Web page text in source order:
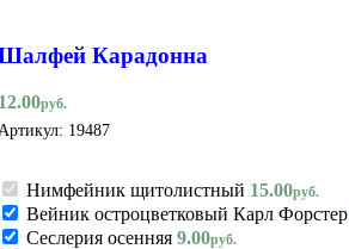
Карадонна
руб.
19487
Нимфейник щитолистный 15.00руб.
Вейник остроцветковый Карл Форстер
Сеслерия осенняя 9.00руб.